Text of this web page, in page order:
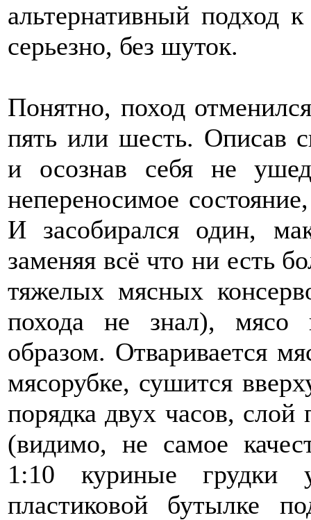
альтернативный подход
серьезно, без шуток.
Понятно, поход
пять или шесть. Описав
и осознав себя не
непереносимое
И засобирался один,
заменяя всё что ни есть
тяжелых мясных
похода не знал), мясо
образом. Отваривается
мясорубке, сушится
порядка двух часов,
(видимо, не самое
1:10 куриные грудки
пластиковой бутылке